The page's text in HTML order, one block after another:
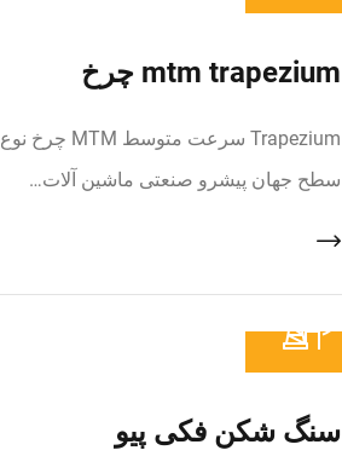
mtm trapezium چرخ
Trapezium سرعت متوسط MTM چرخ نوع
سطح جهان پیشرو صنعتی ماشین آلات…
سنگ شکن فکی پیو